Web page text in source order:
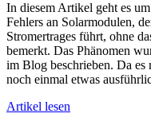
In diesem Artikel geht es
Fehlers an Solarmodulen,
Stromertrages führt, ohne
bemerkt. Das Phänomen
im Blog beschrieben. Da
noch einmal etwas
Artikel lesen